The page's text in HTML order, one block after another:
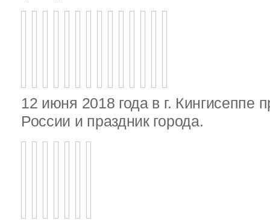
12 июня 2018 года в г. Кингисеппе
России и праздник города.